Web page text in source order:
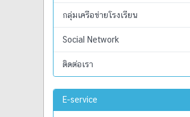
กลุ่มเครือข่ายโรงเรียน
Social Network
ติดต่อเรา
E-service